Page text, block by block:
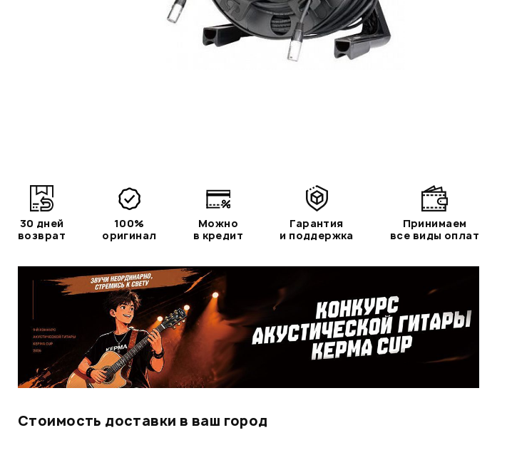
30 дней
возврат
100%
оригинал
Можно
в кредит
Гарантия
и поддержка
Принимаем
все виды оплат
Стоимость доставки в ваш город